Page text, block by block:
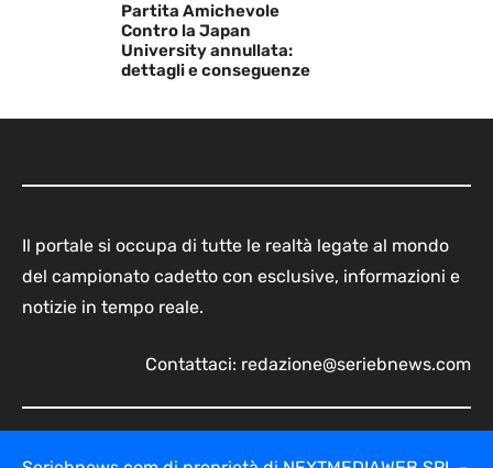
Partita Amichevole
Contro la Japan
University annullata:
dettagli e conseguenze
Il portale si occupa di tutte le realtà legate al mondo
del campionato cadetto con esclusive, informazioni e
notizie in tempo reale.
Contattaci: redazione@seriebnews.com